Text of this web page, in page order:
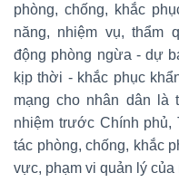
phòng, chống, khắc
năng, nhiệm vụ, thẩm
động phòng ngừa - dự
kịp thời - khắc phục
mạng cho nhân dân là
nhiệm trước Chính
tác phòng, chống, khắc
vực, phạm vi quản lý